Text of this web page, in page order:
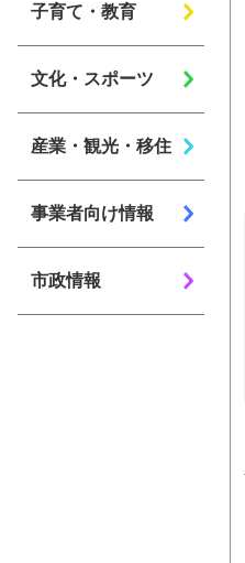
子育て・教育
文化・スポーツ
産業・観光・移住
事業者向け情報
市政情報